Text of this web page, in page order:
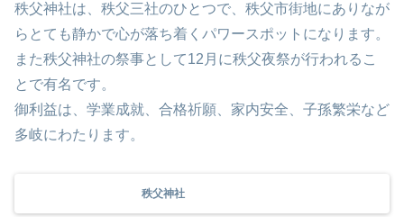
秩父神社は、秩父三社のひとつで、秩父市街地にありなが
らとても静かで心が落ち着くパワースポットになります。
また秩父神社の祭事として12月に秩父夜祭が行われるこ
とで有名です。
御利益は、学業成就、合格祈願、家内安全、子孫繁栄など
多岐にわたります。
秩父神社